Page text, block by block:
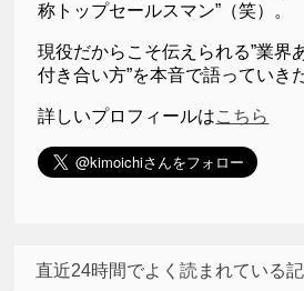
称トップセールスマン”（笑）。
現役だからこそ伝えられる”業界
付き合い方”を本音で語っていき
詳しいプロフィールはこちら
直近24時間でよく読まれている